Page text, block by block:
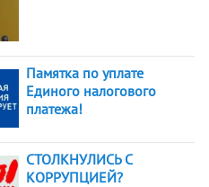
Памятка по уплате
Единого налогового
платежа!
СТОЛКНУЛИСЬ С
КОРРУПЦИЕЙ?